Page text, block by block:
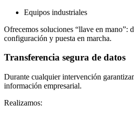
Equipos industriales
Ofrecemos soluciones “llave en mano”:
configuración y puesta en marcha.
Transferencia segura de datos
Durante cualquier intervención
información empresarial.
Realizamos: